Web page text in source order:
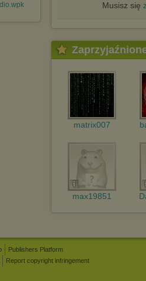
Musisz się
matrix007
max19851
Publishers Platform
Report copyright infringement